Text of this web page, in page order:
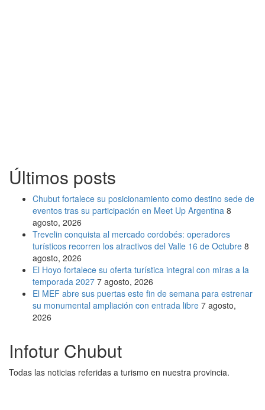
Últimos posts
Chubut fortalece su posicionamiento como destino sede de
eventos tras su participación en Meet Up Argentina 8
agosto, 2026
Trevelin conquista al mercado cordobés: operadores
turísticos recorren los atractivos del Valle 16 de Octubre 8
agosto, 2026
El Hoyo fortalece su oferta turística integral con miras a la
temporada 2027 7 agosto, 2026
El MEF abre sus puertas este fin de semana para estrenar
su monumental ampliación con entrada libre 7 agosto,
2026
Infotur Chubut
Todas las noticias referidas a turismo en nuestra provincia.